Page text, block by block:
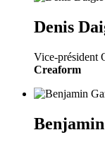
Denis
Vice-président
Creaform